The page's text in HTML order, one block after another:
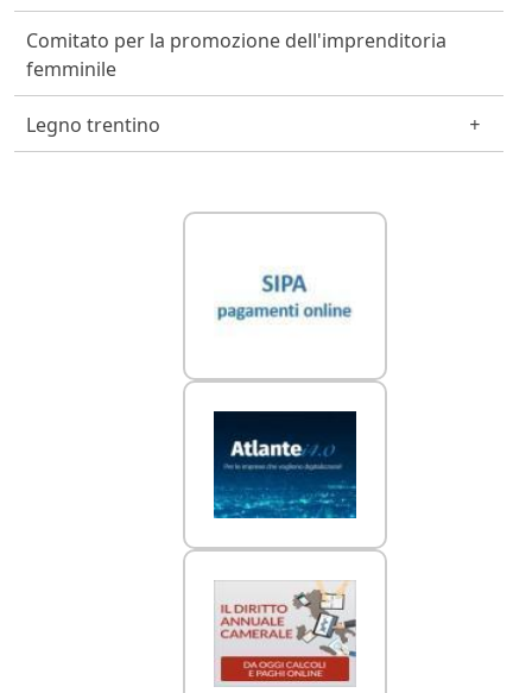
Comitato per la promozione dell'imprenditoria
femminile
Legno trentino